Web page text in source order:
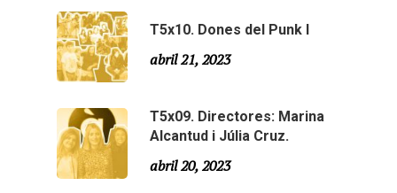
T5x10. Dones del Punk I
abril 21, 2023
T5x09. Directores: Marina
Alcantud i Júlia Cruz.
abril 20, 2023
Temporades
Temporada 4
Agraïments
Monty Peiró